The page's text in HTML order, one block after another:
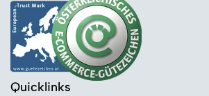
Quicklinks